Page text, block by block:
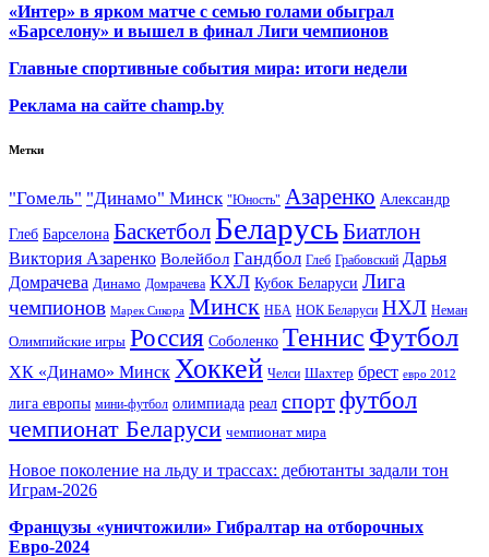
«Интер» в ярком матче с семью голами обыграл
«Барселону» и вышел в финал Лиги чемпионов
Главные спортивные события мира: итоги недели
Реклама на сайте champ.by
Метки
"Гомель" "Динамо" Минск "Юность" Азаренко Александр
Глеб Барселона Баскетбол БеларусьБиатлон
Виктория Азаренко Волейбол Гандбол Глеб Грабовский Дарья
Домрачева Динамо Домрачева КХЛ Кубок Беларуси Лига
чемпионов Марек Сикора Минск НБА НОК Беларуси НХЛ Неман
Олимпийские игры Россия Соболенко Теннис Футбол
ХК «Динамо» Минск Хоккей Челси Шахтер брест евро 2012
лига европы мини-футбол олимпиада реал спортфутбол
чемпионат Беларуси чемпионат мира
Новое поколение на льду и трассах: дебютанты задали тон
Играм-2026
Французы «уничтожили» Гибралтар на отборочных
Евро-2024